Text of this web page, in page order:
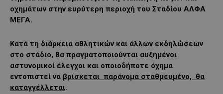
οχημάτων στην ευρύτερη περιοχή του Σταδίου ΑΛΦΑ
ΜΕΓΑ.
Κατά τη διάρκεια αθλητικών και άλλων εκδηλώσεων
στο στάδιο, θα πραγματοποιούνται αυξημένοι
αστυνομικοί έλεγχοι και οποιοδήποτε όχημα
εντοπιστεί να βρίσκεται παράνομα σταθμευμένο, θα
καταγγέλλεται.